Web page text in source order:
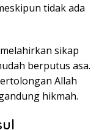
tidak ada
sikap
berputus asa.
Allah
hikmah.